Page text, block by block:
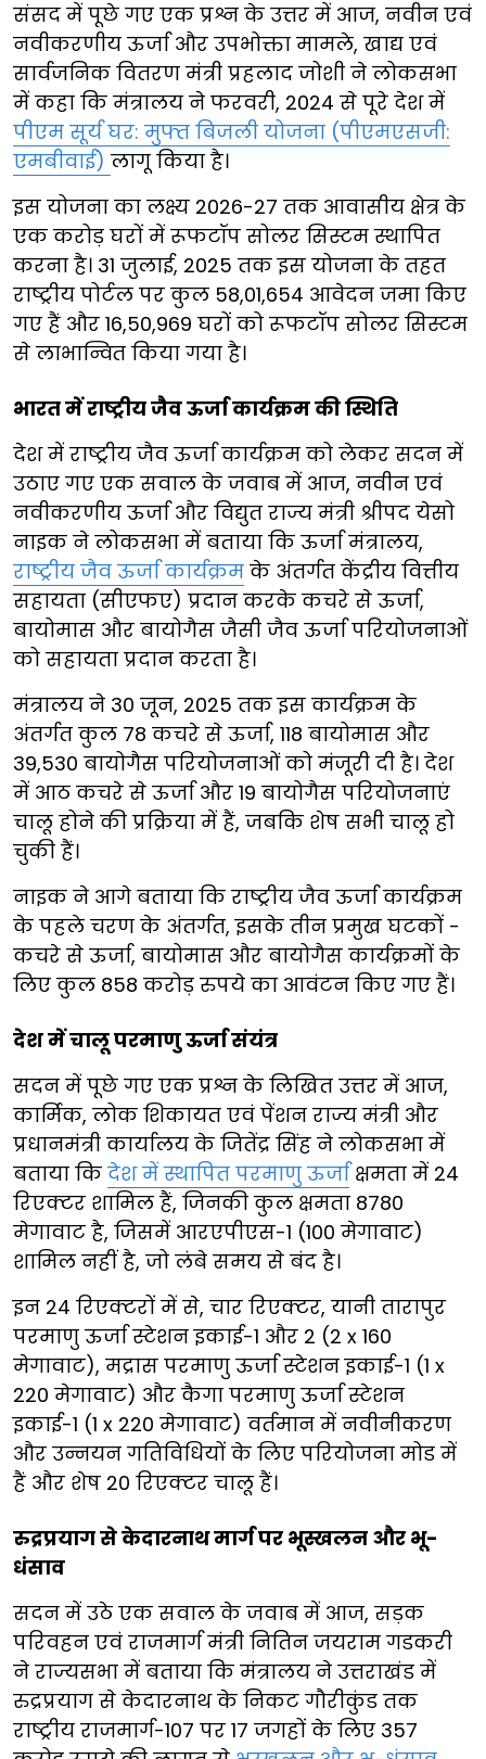
संसद में पूछे गए एक प्रश्न के उत्तर में आज, नवीन एवं
नवीकरणीय ऊर्जा और उपभोक्ता मामले, खाद्य एवं
सार्वजनिक वितरण मंत्री प्रहलाद जोशी ने लोकसभा
में कहा कि मंत्रालय ने फरवरी, 2024 से पूरे देश में
पीएम सूर्य घर: मुफ्त बिजली योजना (पीएमएसजी:
एमबीवाई) लागू किया है।
इस योजना का लक्ष्य 2026-27 तक आवासीय क्षेत्र के
एक करोड़ घरों में रूफटॉप सोलर सिस्टम स्थापित
करना है। 31 जुलाई, 2025 तक इस योजना के तहत
राष्ट्रीय पोर्टल पर कुल 58,01,654 आवेदन जमा किए
गए हैं और 16,50,969 घरों को रूफटॉप सोलर सिस्टम
से लाभान्वित किया गया है।
भारत में राष्ट्रीय जैव ऊर्जा कार्यक्रम की स्थिति
देश में राष्ट्रीय जैव ऊर्जा कार्यक्रम को लेकर सदन में
उठाए गए एक सवाल के जवाब में आज, नवीन एवं
नवीकरणीय ऊर्जा और विद्युत राज्य मंत्री श्रीपद येसो
नाइक ने लोकसभा में बताया कि ऊर्जा मंत्रालय,
राष्ट्रीय जैव ऊर्जा कार्यक्रम के अंतर्गत केंद्रीय वित्तीय
सहायता (सीएफए) प्रदान करके कचरे से ऊर्जा,
बायोमास और बायोगैस जैसी जैव ऊर्जा परियोजनाओं
को सहायता प्रदान करता है।
मंत्रालय ने 30 जून, 2025 तक इस कार्यक्रम के
अंतर्गत कुल 78 कचरे से ऊर्जा, 118 बायोमास और
39,530 बायोगैस परियोजनाओं को मंजूरी दी है। देश
में आठ कचरे से ऊर्जा और 19 बायोगैस परियोजनाएं
चालू होने की प्रक्रिया में हैं, जबकि शेष सभी चालू हो
चुकी हैं।
नाइक ने आगे बताया कि राष्ट्रीय जैव ऊर्जा कार्यक्रम
के पहले चरण के अंतर्गत, इसके तीन प्रमुख घटकों -
कचरे से ऊर्जा, बायोमास और बायोगैस कार्यक्रमों के
लिए कुल 858 करोड़ रुपये का आवंटन किए गए हैं।
देश में चालू परमाणु ऊर्जा संयंत्र
सदन में पूछे गए एक प्रश्न के लिखित उत्तर में आज,
कार्मिक, लोक शिकायत एवं पेंशन राज्य मंत्री और
प्रधानमंत्री कार्यालय के जितेंद्र सिंह ने लोकसभा में
बताया कि देश में स्थापित परमाणु ऊर्जाक्षमता में 24
रिएक्टर शामिल हैं, जिनकी कुल क्षमता 8780
मेगावाट है, जिसमें आरएपीएस-1 (100 मेगावाट)
शामिल नहीं है, जो लंबे समय से बंद है।
इन 24 रिएक्टरों में से, चार रिएक्टर, यानी तारापुर
परमाणु ऊर्जा स्टेशन इकाई-1 और 2 (2 x 160
मेगावाट), मद्रास परमाणु ऊर्जा स्टेशन इकाई-1 (1 x
220 मेगावाट) और कैगा परमाणु ऊर्जा स्टेशन
इकाई-1 (1 x 220 मेगावाट) वर्तमान में नवीनीकरण
और उन्नयन गतिविधियों के लिए परियोजना मोड में
हैं और शेष 20 रिएक्टर चालू हैं।
रुद्रप्रयाग से केदारनाथ मार्ग पर भूस्खलन और भू-
धंसाव
सदन में उठे एक सवाल के जवाब में आज, सड़क
परिवहन एवं राजमार्ग मंत्री नितिन जयराम गडकरी
ने राज्यसभा में बताया कि मंत्रालय ने उत्तराखंड में
रुद्रप्रयाग से केदारनाथ के निकट गौरीकुंड तक
राष्ट्रीय राजमार्ग-107 पर 17 जगहों के लिए 357